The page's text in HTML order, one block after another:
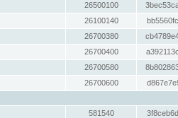
26500100
26100140
26700380
26700400
26700580
26700600
581540